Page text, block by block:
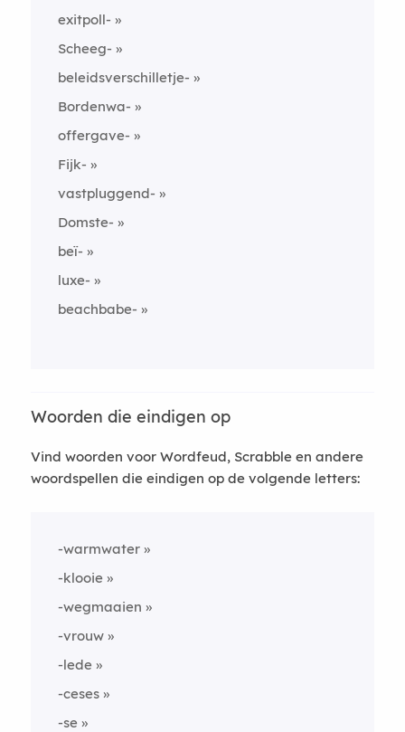
exitpoll-
Scheeg-
beleidsverschilletje-
Bordenwa-
offergave-
Fijk-
vastpluggend-
Domste-
beï-
luxe-
beachbabe-
Woorden die eindigen op
Vind woorden voor Wordfeud, Scrabble en andere
woordspellen die eindigen op de volgende letters:
-warmwater
-klooie
-wegmaaien
-vrouw
-lede
-ceses
-se